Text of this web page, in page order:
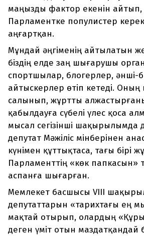
маңызды фактор екенін
Парламентке популистер
аңғартқан.
Мұндай әңгіменің айтылатын
біздің елде заң шығарушы
спортшылар, блогерлер, әнші-
айтыскерлер өтіп кетеді. Оның
салынып, жұртты
қабылдауға сүбелі үлес қоса
мысал сегізінші шақырылымда
депутат Мәжіліс мінберінен
күнімен құттықтаса, тағы бірі
Парламенттің «көк папкасын»
аспанға шығарған.
Мемлекет басшысы VIII
депутаттарын «тарихтағы ең
мақтай отырып, олардың
деген үміт отын маздатқандай